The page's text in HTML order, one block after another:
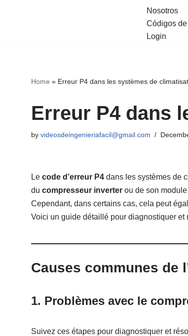
Nosotros
Códigos
Login
Home » Erreur P4 dans les systèmes de
Erreur P4 dans
by videosdeingenieriafacil@gmail.com
Le code d’erreur P4 dans les systèmes de
du compresseur inverter ou de son
Cependant, dans certains cas, cela peut
Voici un guide détaillé pour diagnostiquer et
Causes communes de
1. Problèmes avec le
Suivez ces étapes pour diagnostiquer et